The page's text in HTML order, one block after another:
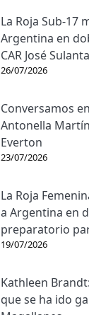
La Roja Sub-17
Argentina en
CAR José
26/07/2026
Conversamos
Antonella
Everton
23/07/2026
La Roja
a Argentina en
preparatorio
19/07/2026
Kathleen
que se ha ido